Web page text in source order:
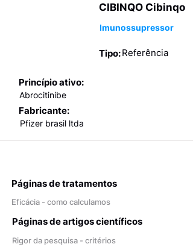
CIBINQO Cibinqo
Imunossupressor
Tipo:Referência
Princípio ativo:
Abrocitinibe
Fabricante:
Pfizer brasil ltda
Páginas de tratamentos
Eficácia - como calculamos
Páginas de artigos científicos
Rigor da pesquisa - critérios